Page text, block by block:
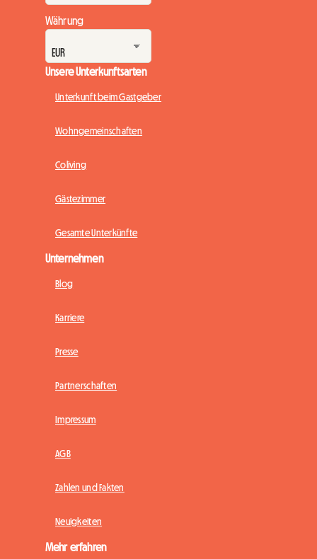
Währung
Unsere Unterkunftsarten
Unterkunft beim Gastgeber
Wohngemeinschaften
Coliving
Gästezimmer
Gesamte Unterkünfte
Unternehmen
Blog
Karriere
Presse
Partnerschaften
Impressum
AGB
Zahlen und Fakten
Neuigkeiten
Mehr erfahren